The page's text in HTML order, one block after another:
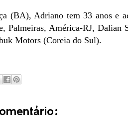
(BA), Adriano tem 33 anos e
Palmeiras, América-RJ, Dalian
Motors (Coreia do Sul).